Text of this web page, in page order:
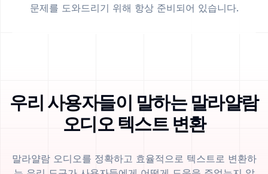
문제를 도와드리기 위해 항상 준비되어 있습니다.
우리 사용자들이 말하는 말라얄람
오디오 텍스트 변환
말라얄람 오디오를 정확하고 효율적으로 텍스트로 변환하